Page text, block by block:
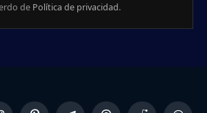
de Política de privacidad.